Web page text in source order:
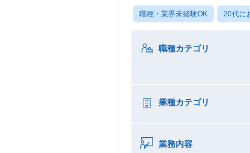
職種・業界未経験OK 20代に
職種カテゴリ
業種カテゴリ
業務内容